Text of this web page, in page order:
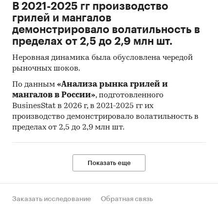
В 2021-2025 гг производство
грилей и мангалов
демонстрировало волатильность в
пределах от 2,5 до 2,9 млн шт.
Неровная динамика была обусловлена чередой
рыночных шоков.
По данным «Анализа рынка грилей и
мангалов в России», подготовленного
BusinesStat в 2026 г, в 2021-2025 гг их
производство демонстрировало волатильность в
пределах от 2,5 до 2,9 млн шт.
Показать еще
Заказать исследование Обратная связь